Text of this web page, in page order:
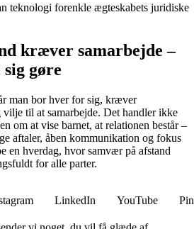
teknologi forenkle ægteskabets juridiske
kræver samarbejde –
gøre
man bor hver for sig, kræver
til at samarbejde. Det handler ikke
om at vise barnet, at relationen består –
aftaler, åben kommunikation og fokus
en hverdag, hvor samvær på afstand
for alle parter.
LinkedIn YouTube